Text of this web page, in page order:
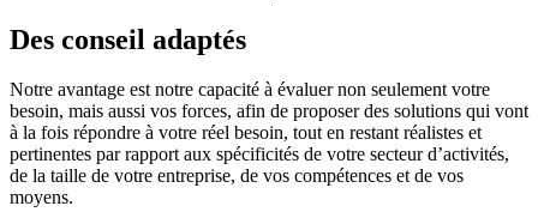
Des conseil adaptés
Notre avantage est notre capacité à évaluer non seulement votre
besoin, mais aussi vos forces, afin de proposer des solutions qui vont
à la fois répondre à votre réel besoin, tout en restant réalistes et
pertinentes par rapport aux spécificités de votre secteur d’activités,
de la taille de votre entreprise, de vos compétences et de vos
moyens.